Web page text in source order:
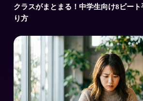
クラスがまとまる！中学生向け8ビー
り方